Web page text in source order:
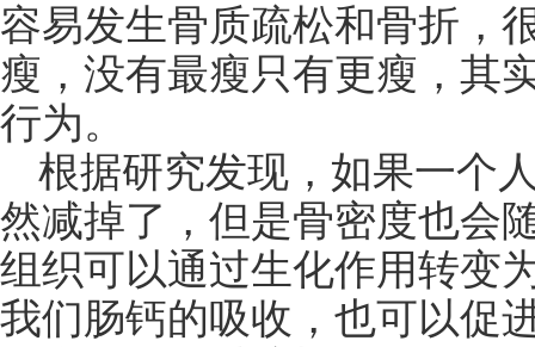
容易发生骨质疏松和骨折，
瘦，没有最瘦只有更瘦，其
行为。
根据研究发现，如果一个
然减掉了，但是骨密度也会
组织可以通过生化作用转变
我们肠钙的吸收，也可以促